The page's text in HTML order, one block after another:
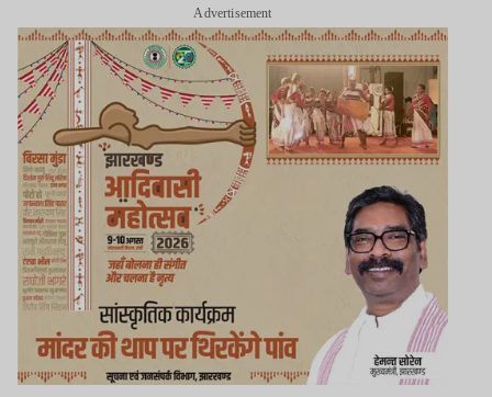
Advertisement